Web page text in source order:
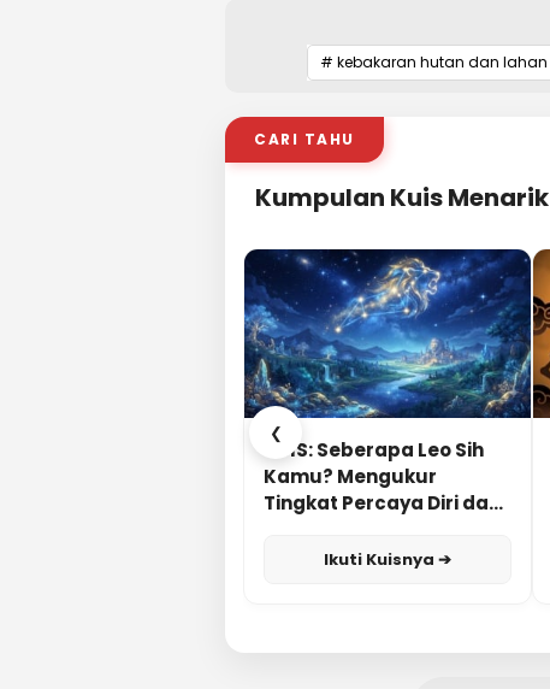
# kebakaran hutan dan lahan
CARI TAHU
Kumpulan Kuis Menarik
❮
KUIS: Seberapa Leo Sih
Kamu? Mengukur
Tingkat Percaya Diri dan
Ikuti Kuisnya ➔